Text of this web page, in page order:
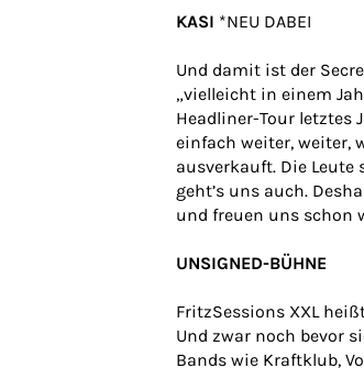
KASI *NEU DABEI
Und damit ist der
„vielleicht in einem
Headliner-Tour letztes
einfach weiter, weiter,
ausverkauft. Die
geht’s uns auch.
und freuen uns schon
UNSIGNED-BÜHNE
FritzSessions XXL
Und zwar noch bevor
Bands wie Kraftklub,